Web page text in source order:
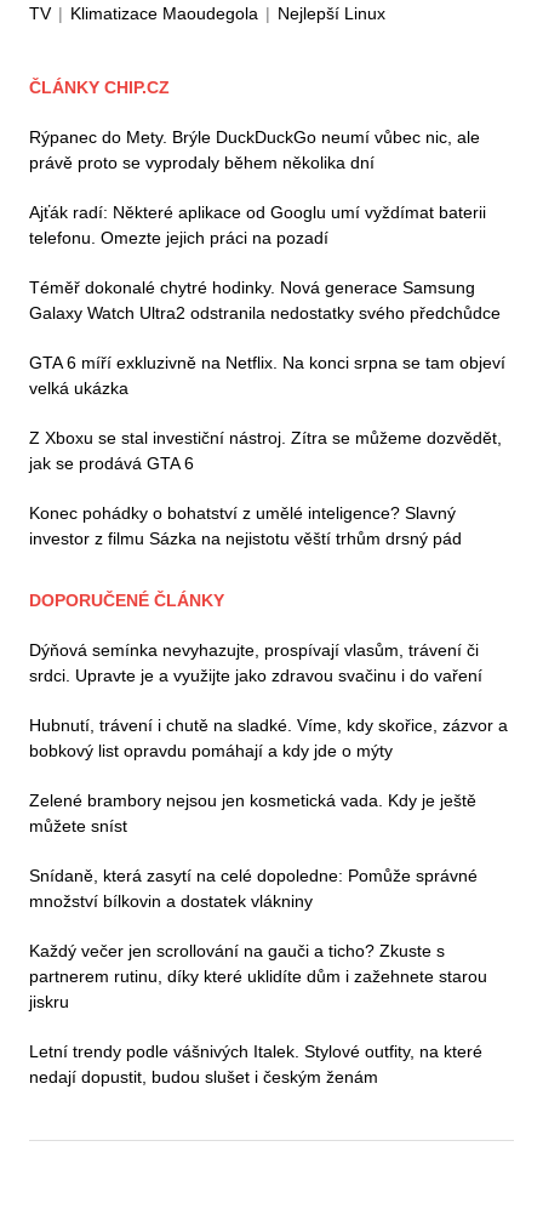
TV | Klimatizace Maoudegola | Nejlepší Linux
ČLÁNKY CHIP.CZ
Rýpanec do Mety. Brýle DuckDuckGo neumí vůbec nic, ale
právě proto se vyprodaly během několika dní
Ajťák radí: Některé aplikace od Googlu umí vyždímat baterii
telefonu. Omezte jejich práci na pozadí
Téměř dokonalé chytré hodinky. Nová generace Samsung
Galaxy Watch Ultra2 odstranila nedostatky svého předchůdce
GTA 6 míří exkluzivně na Netflix. Na konci srpna se tam objeví
velká ukázka
Z Xboxu se stal investiční nástroj. Zítra se můžeme dozvědět,
jak se prodává GTA 6
Konec pohádky o bohatství z umělé inteligence? Slavný
investor z filmu Sázka na nejistotu věští trhům drsný pád
DOPORUČENÉ ČLÁNKY
Dýňová semínka nevyhazujte, prospívají vlasům, trávení či
srdci. Upravte je a využijte jako zdravou svačinu i do vaření
Hubnutí, trávení i chutě na sladké. Víme, kdy skořice, zázvor a
bobkový list opravdu pomáhají a kdy jde o mýty
Zelené brambory nejsou jen kosmetická vada. Kdy je ještě
můžete sníst
Snídaně, která zasytí na celé dopoledne: Pomůže správné
množství bílkovin a dostatek vlákniny
Každý večer jen scrollování na gauči a ticho? Zkuste s
partnerem rutinu, díky které uklidíte dům i zažehnete starou
jiskru
Letní trendy podle vášnivých Italek. Stylové outfity, na které
nedají dopustit, budou slušet i českým ženám